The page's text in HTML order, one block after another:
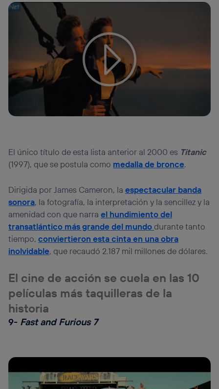
Tu configuración de cookies no permite la visualización de
este contenido
Configurar cookies
El único título de esta lista anterior al 2000 es Titanic
(1997), que se postula como medalla de bronce.
Dirigida por James Cameron, laespectacular banda
sonora, la fotografía, la interpretación y la sencillez y la
amenidad con que narrael hundimiento del
transatlántico más grande del mundodurante tanto
tiempo,conviertieron esta cinta en una obra
inolvidable, que recaudó 2.187 mil millones de dólares.
El cine de acción se cuela en las 10
películas más taquilleras de la
historia
9- Fast and Furious 7
Tu configuración de cookies no permite la visualización de